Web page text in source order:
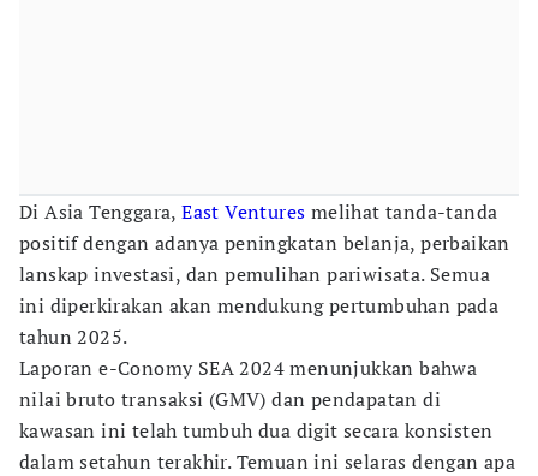
Di Asia Tenggara,East Ventures melihat tanda-tanda
positif dengan adanya peningkatan belanja, perbaikan
lanskap investasi, dan pemulihan pariwisata. Semua
ini diperkirakan akan mendukung pertumbuhan pada
tahun 2025.
Laporan e-Conomy SEA 2024 menunjukkan bahwa
nilai bruto transaksi (GMV) dan pendapatan di
kawasan ini telah tumbuh dua digit secara konsisten
dalam setahun terakhir. Temuan ini selaras dengan apa